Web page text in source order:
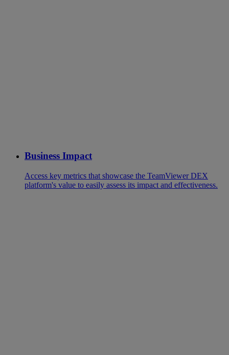
Business Impact
Access key metrics that showcase the TeamViewer DEX
platform's value to easily assess its impact and effectiveness.